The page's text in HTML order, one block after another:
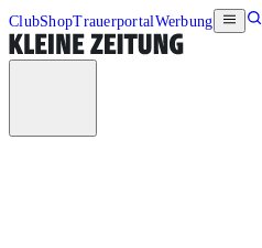
ClubShopTrauerportalWerbung